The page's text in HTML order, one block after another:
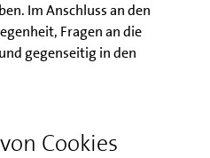
Cookies
Im Anschluss an den
Fragen an die
gegenseitig in den
E-Mail mit allen